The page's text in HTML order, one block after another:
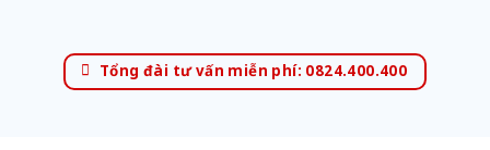
Tổng đài tư vấn miễn phí: 0824.400.400